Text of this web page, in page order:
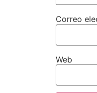
Correo
Web